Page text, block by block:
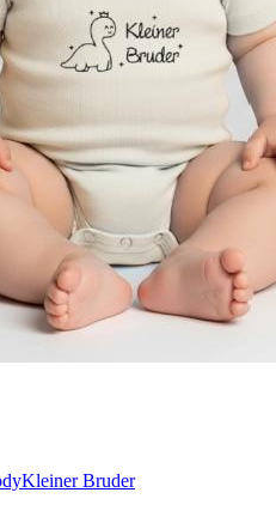
Kleiner Bruder